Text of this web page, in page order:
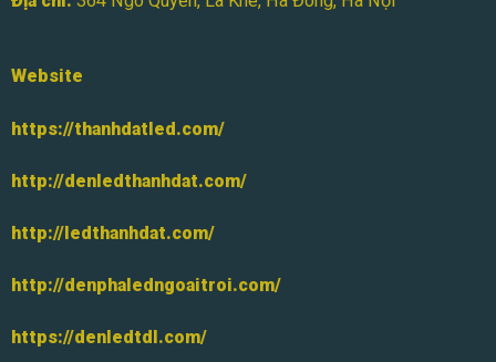
cộng trong nhà.
Ưu điểm
trì.
Website
https://thanhdatled.com/
http://denledthanhdat.com/
http://ledthanhdat.com/
http://denphaledngoaitroi.com/
https://denledtdl.com/